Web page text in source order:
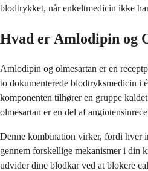
blodtrykket, når enkeltmedicin ikke
Hvad er Amlodipin og
Amlodipin og olmesartan er en
to dokumenterede blodtryksmedicin i
komponenten tilhører en gruppe
olmesartan er en del af
Denne kombination virker, fordi hver
gennem forskellige mekanismer i din
udvider dine blodkar ved at blokere